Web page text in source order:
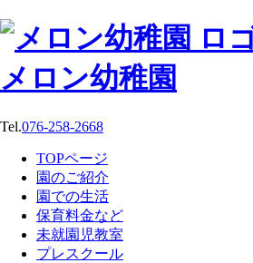
メロン幼稚園
Tel.076-258-2668
TOPページ
園のご紹介
園での生活
保育料金など
未就園児教室
プレスクール